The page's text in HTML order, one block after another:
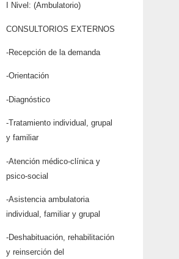
I Nivel: (Ambulatorio)
CONSULTORIOS EXTERNOS
-Recepción de la demanda
-Orientación
-Diagnóstico
-Tratamiento individual, grupal
y familiar
-Atención médico-clínica y
psico-social
-Asistencia ambulatoria
individual, familiar y grupal
-Deshabituación, rehabilitación
y reinserción del